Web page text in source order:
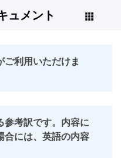
ュメント
ご利用いただけま
参考訳です。内容に
合には、英語の内容